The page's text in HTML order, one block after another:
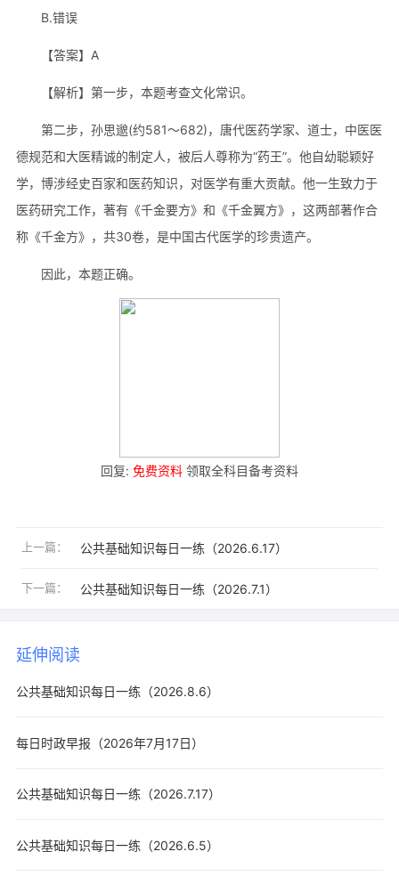
B.错误
【答案】A
【解析】第一步，本题考查文化常识。
第二步，孙思邈(约581～682)，唐代医药学家、道士，中医医
德规范和大医精诚的制定人，被后人尊称为“药王”。他自幼聪颖好
学，博涉经史百家和医药知识，对医学有重大贡献。他一生致力于
医药研究工作，著有《千金要方》和《千金翼方》，这两部著作合
称《千金方》，共30卷，是中国古代医学的珍贵遗产。
因此，本题正确。
回复: 免费资料 领取全科目备考资料
上一篇： 公共基础知识每日一练（2026.6.17）
下一篇： 公共基础知识每日一练（2026.7.1）
延伸阅读
公共基础知识每日一练（2026.8.6）
每日时政早报（2026年7月17日）
公共基础知识每日一练（2026.7.17）
公共基础知识每日一练（2026.6.5）